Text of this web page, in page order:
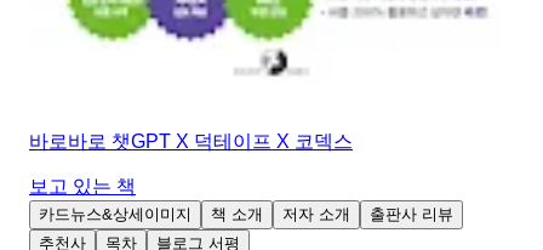
바로바로 챗GPT X 덕테이프 X 코덱스
보고 있는 책
카드뉴스&상세이미지 책 소개 저자 소개
출판사 리뷰
추천사
목차 블로그 서평